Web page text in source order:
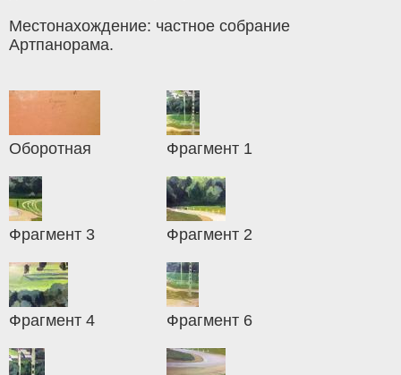
Местонахождение: частное собрание
Артпанорама.
Оборотная Фрагмент 1
Фрагмент 3 Фрагмент 2
Фрагмент 4 Фрагмент 6